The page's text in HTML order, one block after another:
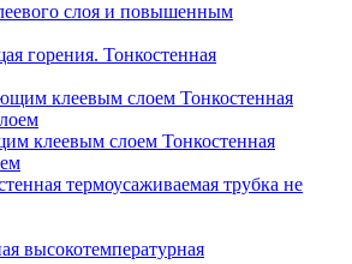
слоя и повышенным
Тонкостенная
Тонкостенная
Тонкостенная
термоусаживаемая трубка не
высокотемпературная